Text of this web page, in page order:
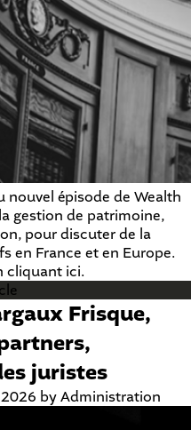
nouvel épisode de Wealth
gestion de patrimoine,
pour discuter de la
en France et en Europe.
cliquant ici.
Frisque,
juristes
byAdministration